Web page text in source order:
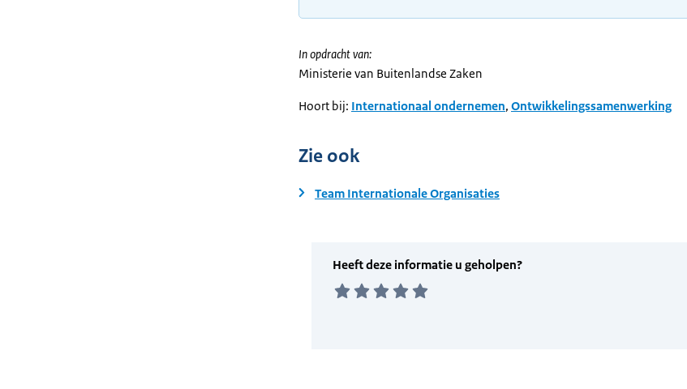
In opdracht van:
Ministerie van Buitenlandse Zaken
Hoort bij: Internationaal ondernemen, Ontwikkelingssamenwerking
Zie ook
Team Internationale Organisaties